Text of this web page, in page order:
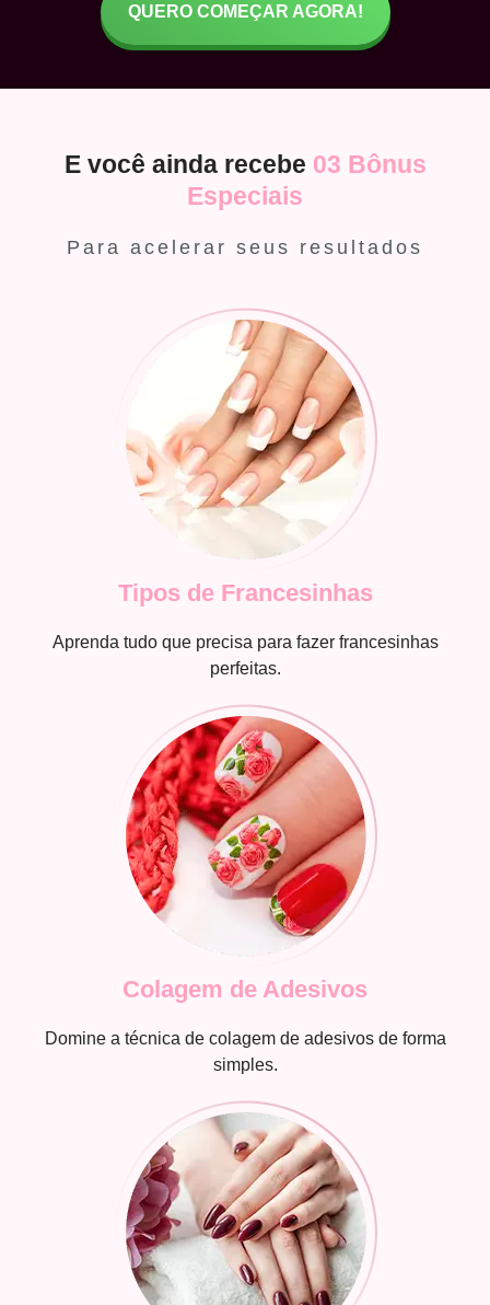
QUERO COMEÇAR AGORA!
E você ainda recebe 03 Bônus
Especiais
Para acelerar seus resultados
Tipos de Francesinhas
Aprenda tudo que precisa para fazer francesinhas
perfeitas.
Colagem de Adesivos
Domine a técnica de colagem de adesivos de forma
simples.